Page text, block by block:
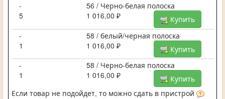
-
56 / Черно-белая полоска
5
1 016,00 ₽
Купить
-
58 / белый/черная полоска
1
1 016,00 ₽
Купить
-
58 / Черно-белая полоска
1
1 016,00 ₽
Купить
Если товар не подойдет, то можно сдать в пристрой